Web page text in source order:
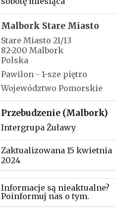
Malbork Stare Miasto
Stare Miasto 21/13
82-200 Malbork
Polska
Pawilon - 1-sze piętro
Województwo Pomorskie
Przebudzenie (Malbork)
Intergrupa Żuławy
Zaktualizowana 15 kwietnia
2024
Informacje są nieaktualne?
Poinformuj nas o tym.